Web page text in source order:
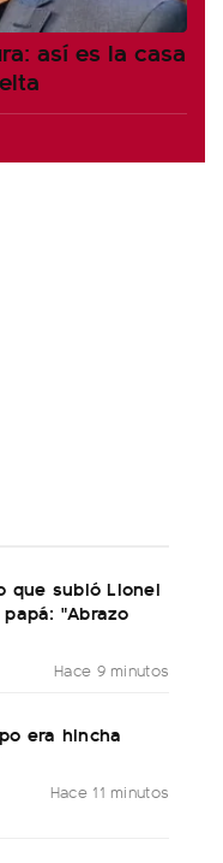
así es la casa
que subió Lionel
"Abrazo
Hace 9 minutos
era hincha
Hace 11 minutos